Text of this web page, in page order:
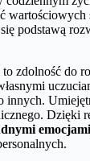
wartościowych
podstawą
to zdolność do
innych.
Dzięki
emocjami